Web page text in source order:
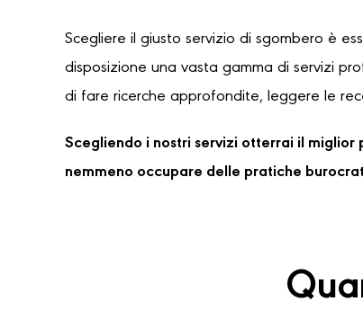
Scegliere il giusto servizio di sgombero è
disposizione una vasta gamma di servizi
di fare ricerche approfondite, leggere le
Scegliendo i nostri servizi otterrai il
nemmeno occupare delle pratiche